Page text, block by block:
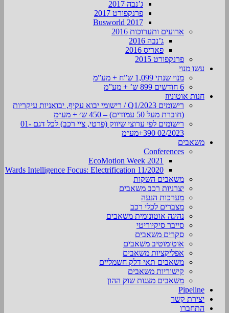
ג’נבה 2017
פרנקפורט 2017
Busworld 2017
ארועים ותערוכות 2016
ג’נבה 2016
פאריס 2016
פרנקפורט 2015
עשו מנוי
מנוי שנתי 1,099 ש”ח + מע”מ
6 חודשים 899 ש’ + מע”מ
חנות אוטוניוז
רישומים Q1/2023 / רישומי יבוא עקיף, יבואניות עיקריות
(חוברת מעל 50 עמודים) – 450 ש׳ + מע״מ
רישומים לפי ערוצי שיווק (פרטי, ציי רכב) לכל דגם 01-
02/2023 390+מע״מ
משאבים
Conferences
EcoMotion Week 2021
Wards Intelligence Focus: Electrification 11/2020
משאבים השקות
יצרניות רכב משאבים
מערכות הנעה
מצברים לכלי רכב
נהיגה אוטונומית משאבים
סייבר סיקיוריטי
סקרים משאבים
אוטומוטיב משאבים
אפליקציות משאבים
משאבים תאי דלק חשמליים
קישוריות משאבים
משאבים מצגות שוק ההון
Pipeline
יצירת קשר
התחברו